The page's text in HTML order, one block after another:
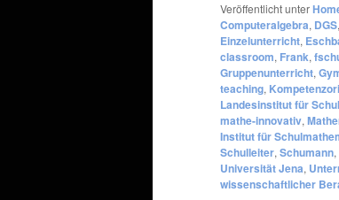
Veröffentlicht unter
Computeralgebra, DGS,
Einzelunterricht,
classroom, Frank,
Gruppenunterricht,
teaching,
Landesinstitut für
mathe-innovativ,
Institut für
Schulleiter, Schumann,
Universität Jena,
wissenschaftlicher